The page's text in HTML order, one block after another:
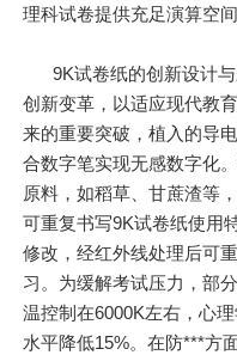
理科试卷提供充足演算空
9K试卷纸的创新设计
创新变革，以适应现代教
来的重要突破，植入的导
合数字笔实现无感数字化
原料，如稻草、甘蔗渣等
可重复书写9K试卷纸使用
修改，经红外线处理后可
习。为缓解考试压力，部
温控制在6000K左右，心
水平降低15%。在防***方